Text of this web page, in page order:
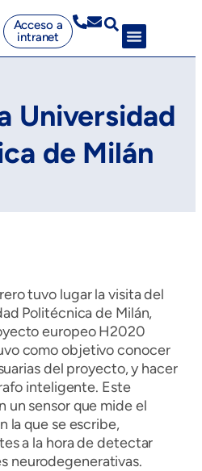
Acceso a
intranet
Universidad
de Milán
tuvo lugar la visita del
Politécnica de Milán,
europeo H2020
como objetivo conocer
del proyecto, y hacer
inteligente. Este
un sensor que mide el
la que se escribe,
a la hora de detectar
neurodegenerativas.